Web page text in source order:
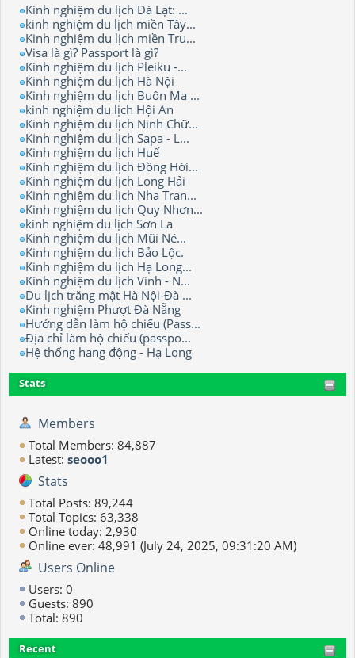
Kinh nghiệm du lịch Đà Lạt: ...
kinh nghiệm du lịch miền Tây...
Kinh nghiệm du lịch miền Tru...
Visa là gì? Passport là gì?
Kinh nghiệm du lịch Pleiku -...
Kinh nghiệm du lịch Hà Nội
Kinh nghiệm du lịch Buôn Ma ...
kinh nghiệm du lịch Hội An
Kinh nghiệm du lịch Ninh Chữ...
Kinh nghiệm du lịch Sapa - L...
Kinh nghiệm du lịch Huế
Kinh nghiệm du lịch Đồng Hới...
Kinh nghiệm du lịch Long Hải
Kinh nghiệm du lịch Nha Tran...
Kinh nghiệm du lịch Quy Nhơn...
kinh nghiệm du lịch Sơn La
Kinh nghiệm du lịch Mũi Né...
Kinh nghiệm du lịch Bảo Lộc.
Kinh nghiệm du lịch Hạ Long...
Kinh nghiệm du lịch Vinh - N...
Du lịch trăng mật Hà Nội-Đà ...
Kinh nghiệm Phượt Đà Nẵng
Hướng dẫn làm hộ chiếu (Pass...
Địa chỉ làm hộ chiếu (passpo...
Hệ thống hang động - Hạ Long
Stats
Members
Total Members: 84,887
Latest: seooo1
Stats
Total Posts: 89,244
Total Topics: 63,338
Online today: 2,930
Online ever: 48,991 (July 24, 2025, 09:31:20 AM)
Users Online
Users: 0
Guests: 890
Total: 890
Recent